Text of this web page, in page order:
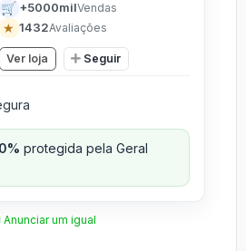
🛒 +5000milVendas
★ 1432Avaliações
Ver loja Seguir
protegida pela Geral
Anunciar um igual